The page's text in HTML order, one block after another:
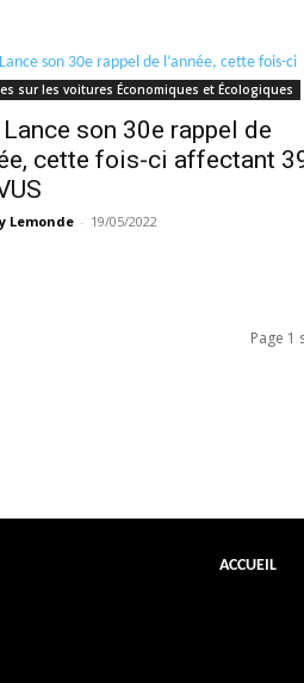
sur les voitures Économiques et Écologiques
son 30e rappel de
cette fois-ci affectant
Lemonde - 19/05/2022
Page 1
ACCUEIL